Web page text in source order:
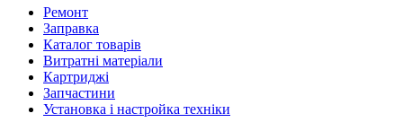
Ремонт
Заправка
Каталог товарів
Витратні матеріали
Картриджі
Запчастини
Установка і настройка техніки